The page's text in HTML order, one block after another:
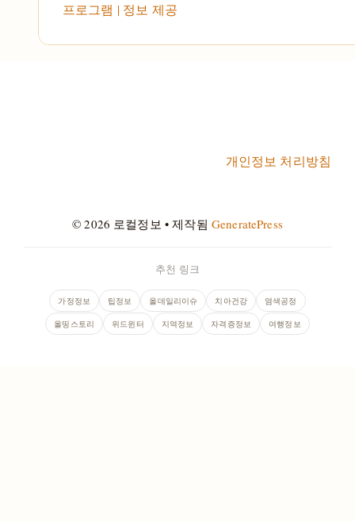
프로그램 | 정보 제공
개인정보 처리방침
© 2026 로컬정보 • 제작됨 GeneratePress
추천 링크
가정정보 팁정보 올데일리이슈 치아건강 염색공정
올띵스토리 위드윈터 지역정보 자격증정보 여행정보